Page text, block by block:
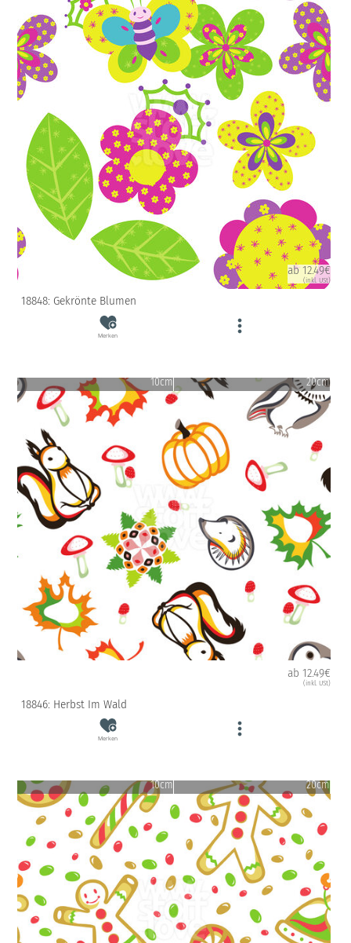
ab 12.49€
(inkl. USt)
18848: Gekrönte Blumen
Merken
10cm 20cm
ab 12.49€
(inkl. USt)
18846: Herbst Im Wald
Merken
10cm 20cm